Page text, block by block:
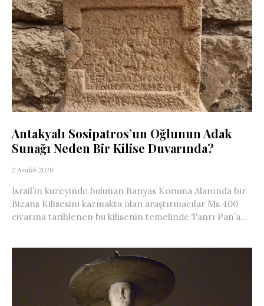
Antakyalı Sosipatros’un Oğlunun Adak
Sunağı Neden Bir Kilise Duvarında?
2 Aralık 2020
İsrail’in kuzeyinde bulunan Banyas Koruma Alanında bir
Bizans Kilisesini kazmakta olan araştırmacılar Ms.400
civarına tarihlenen bu kilisenin temelinde Tanrı Pan’a...